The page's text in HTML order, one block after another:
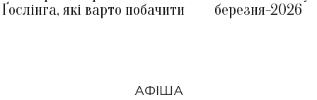
Ґослінга, які варто побачити
березня-2026
АФІША